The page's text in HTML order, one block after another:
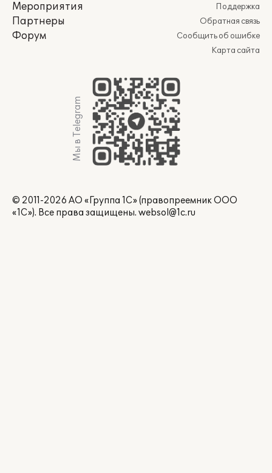
Мероприятия
Партнеры
Форум
Поддержка
Обратная связь
Сообщить об ошибке
Карта сайта
Мы в Telegram
© 2011-2026 АО «Группа 1С» (правопреемник ООО
«1С»). Все права защищены. websol@1c.ru